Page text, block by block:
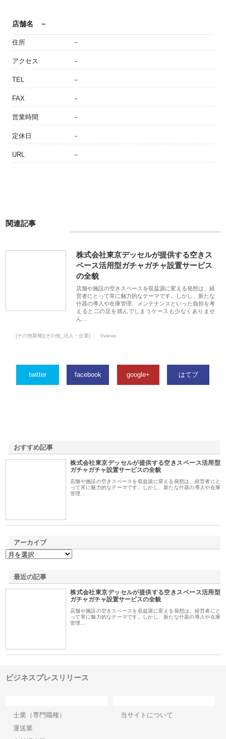
店舗名 －
住所 －
アクセス －
TEL －
FAX －
営業時間 －
定休日 －
URL －
関連記事
株式会社東京デッセルが提供する空きス
ペース活用型ガチャガチャ設置サービス
の全貌
店舗や施設の空きスペースを収益源に変える発想は、経
営者にとって常に魅力的なテーマです。しかし、新たな
什器の導入や在庫管理、メンテナンスといった負担を考
えると二の足を踏んでしまうケースも少なくありませ
ん…
[その他業種][その他_法人・企業] 0views
twitter facebook google+ はてブ
おすすめ記事
株式会社東京デッセルが提供する空きスペース活用型
ガチャガチャ設置サービスの全貌
店舗や施設の空きスペースを収益源に変える発想は、経営者にと
って常に魅力的なテーマです。しかし、新たな什器の導入や在庫
管理…
アーカイブ
最近の記事
株式会社東京デッセルが提供する空きスペース活用型
ガチャガチャ設置サービスの全貌
店舗や施設の空きスペースを収益源に変える発想は、経営者にと
って常に魅力的なテーマです。しかし、新たな什器の導入や在庫
管理…
ビジネスプレスリリース
士業（専門職種）
運送業
当サイトについて